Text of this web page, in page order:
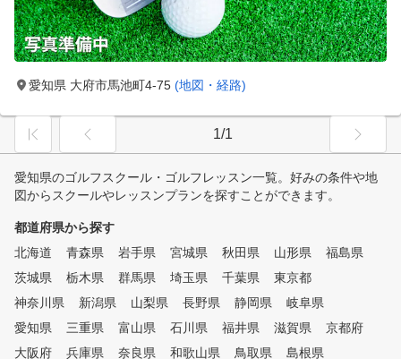
愛知県 大府市馬池町4-75 (地図・経路)
1/1
愛知県のゴルフスクール・ゴルフレッスン一覧。好みの条件や地
図からスクールやレッスンプランを探すことができます。
都道府県から探す
北海道
青森県 岩手県 宮城県 秋田県 山形県
福島県
茨城県
栃木県 群馬県 埼玉県 千葉県
東京都
神奈川県
新潟県 山梨県 長野県 静岡県
岐阜県
愛知県
三重県 富山県 石川県 福井県 滋賀県
京都府
大阪府
兵庫県 奈良県 和歌山県 鳥取県 島根県